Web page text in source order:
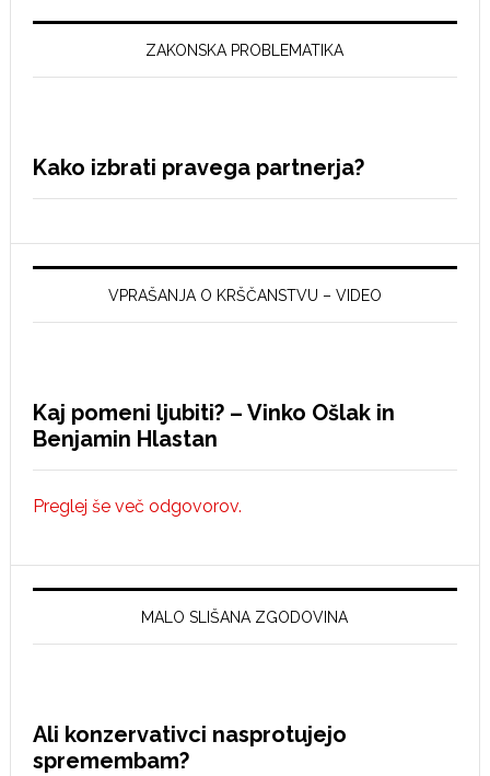
ZAKONSKA PROBLEMATIKA
Kako izbrati pravega partnerja?
VPRAŠANJA O KRŠČANSTVU – VIDEO
Kaj pomeni ljubiti? – Vinko Ošlak in
Benjamin Hlastan
Preglej še več odgovorov.
MALO SLIŠANA ZGODOVINA
Ali konzervativci nasprotujejo
spremembam?